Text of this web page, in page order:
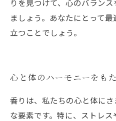
りを見つけて、心のバラン
ましょう。あなたにとって
立つことでしょう。
心と体のハーモニーをも
香りは、私たちの心と体に
な要素です。特に、ストレ